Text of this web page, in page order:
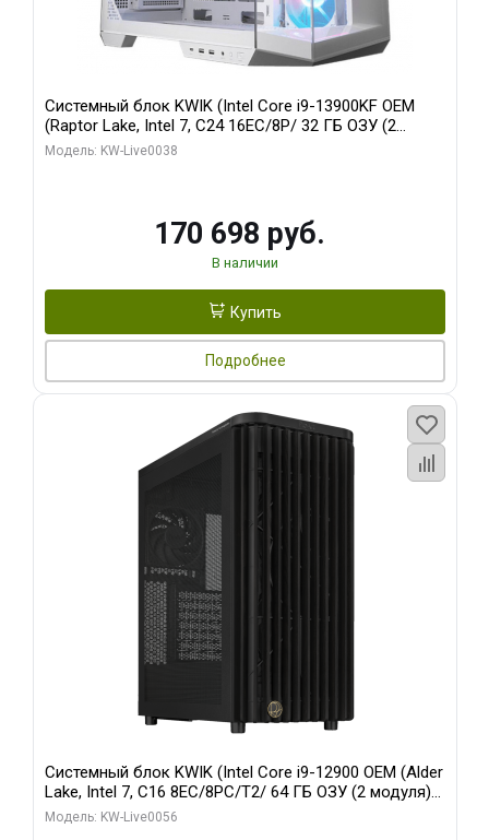
Системный блок KWIK (Intel Core i9-13900KF OEM
(Raptor Lake, Intel 7, C24 16EC/8P/ 32 ГБ ОЗУ (2
модуля)/ Gigabyte RX9070XT GAMING OC 16GB GDDR6
Модель: KW-Live0038
170 698 руб.
В наличии
Купить
Подробнее
Системный блок KWIK (Intel Core i9-12900 OEM (Alder
Lake, Intel 7, C16 8EC/8PC/T2/ 64 ГБ ОЗУ (2 модуля)/
Palit RTX5080 INFINITY 3 OC 16GB GDDR7 256bit 3xDP
Модель: KW-Live0056